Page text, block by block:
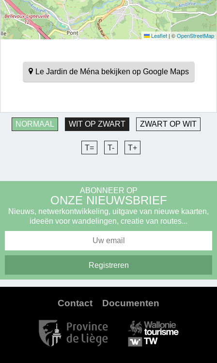
Leaflet|©OpenStreetMap
Le Jardin de Ména bekijken op Google Maps
NORMAAL WIT OP ZWART ZWART OP WIT
T= T- T+
ABONNEER OP
ONZE NIEUWSBRIEF
Nieuws, netwerkontwikkeling, uitgave van nieuwe kaarten,
ideeën voor wandelingen, creatie van routes...
Contact Documenten